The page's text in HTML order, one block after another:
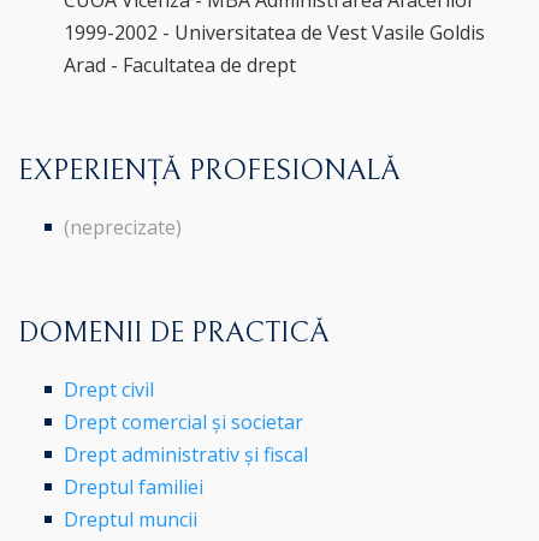
1999-2002 - Universitatea de Vest Vasile Goldis
Arad - Facultatea de drept
EXPERIENȚĂ PROFESIONALĂ
(neprecizate)
DOMENII DE PRACTICĂ
Drept civil
Drept comercial și societar
Drept administrativ și fiscal
Dreptul familiei
Dreptul muncii